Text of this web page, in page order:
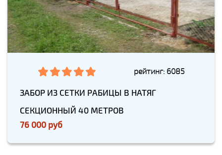
рейтинг: 6085
ЗАБОР ИЗ СЕТКИ РАБИЦЫ В НАТЯГ
СЕКЦИОННЫЙ 40 МЕТРОВ
76 000 руб